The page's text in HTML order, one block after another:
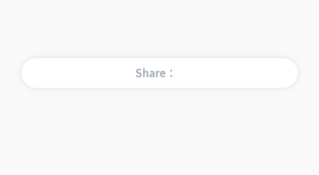
Share：